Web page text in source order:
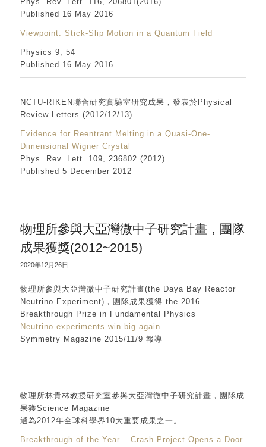
Published 16 May 2016
Viewpoint: Stick-Slip Motion in a Quantum Field
Physics 9, 54
Published 16 May 2016
NCTU-RIKEN聯合研究實驗室研究成果，發表於Physical
Review Letters (2012/12/13)
Evidence for Reentrant Melting in a Quasi-One-
Dimensional Wigner Crystal
Phys. Rev. Lett. 109, 236802 (2012)
Published 5 December 2012
物理所參與大亞灣微中子研究計畫，團隊
成果獲獎(2012~2015)
2020年12月26日
物理所參與大亞灣微中子研究計畫(the Daya Bay Reactor
Neutrino Experiment)，團隊成果獲得 the 2016
Breakthrough Prize in Fundamental Physics
Neutrino experiments win big again
Symmetry Magazine 2015/11/9 報導
物理所林貴林教授研究室參與大亞灣微中子研究計畫，團隊成
果獲Science Magazine
選為2012年全球科學界10大重要成果之一。
Breakthrough of the Year – Crash Project Opens a Door